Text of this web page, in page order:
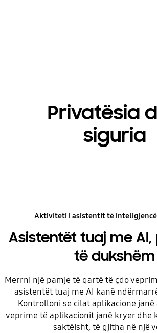
Privatësia
siguria
Aktiviteti i asistentit të
Asistentët tuaj me AI,
të dukshëm
Merrni një pamje të qartë të çdo
asistentët tuaj me AI kanë
Kontrolloni se cilat aplikacione janë
veprime të aplikacionit janë kryer dhe
saktëisht, të gjitha në një